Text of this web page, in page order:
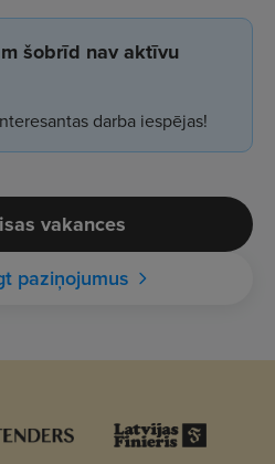
šobrīd nav aktīvu
darba iespējas!
vakances
paziņojumus